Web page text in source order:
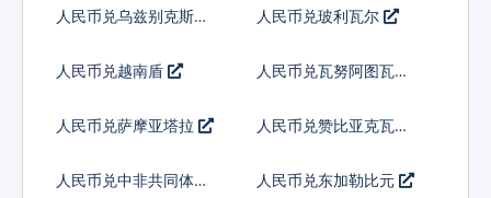
人民币兑乌兹别克斯坦
人民币兑玻利瓦尔
人民币兑越南盾 人民币兑瓦努阿图瓦图
人民币兑萨摩亚塔拉 人民币兑赞比亚克瓦查
人民币兑中非共同体法 人民币兑东加勒比元